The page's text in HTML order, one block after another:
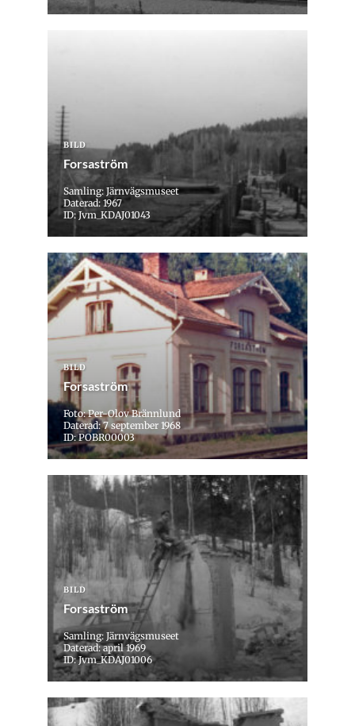
BILD
Forsaström
Samling: Järnvägsmuseet
Daterad: 1967
ID: Jvm_KDAJ01043
BILD
Forsaström
Foto: Per-Olov Brännlund
Daterad: 7 september 1968
ID: POBR00003
BILD
Forsaström
Samling: Järnvägsmuseet
Daterad: april 1969
ID: Jvm_KDAJ01006